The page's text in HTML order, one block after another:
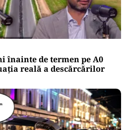
înainte de termen pe A0
reală a descărcărilor